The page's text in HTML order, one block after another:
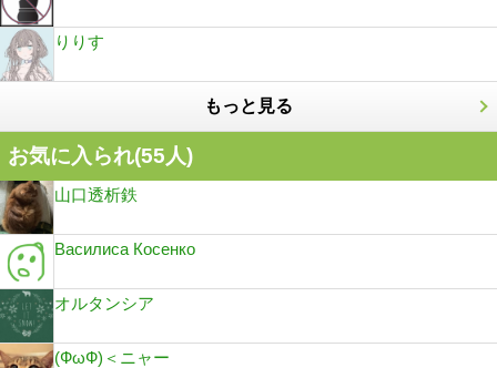
りりす
もっと見る
お気に入られ(55人)
山口透析鉄
Василиса Косенко
オルタンシア
(ФωФ)＜ニャー